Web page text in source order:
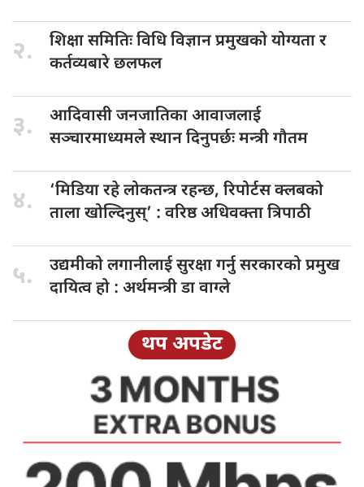
२. शिक्षा समितिःविधि विज्ञान प्रमुखको योग्यता र
कर्तव्यबारे छलफल
३. आदिवासी जनजातिकाआवाजलाई
सञ्चारमाध्यमले स्थान दिनुपर्छः मन्त्री गौतम
४. ‘मिडिया रहेलोकतन्त्र रहन्छ, रिपोर्टस क्लबको
ताला खोल्दिनुस्’ : वरिष्ठ अधिवक्ता त्रिपाठी
५. उद्यमीको लगानीलाईसुरक्षा गर्नु सरकारको प्रमुख
दायित्व हो : अर्थमन्त्री डा वाग्ले
थप अपडेट